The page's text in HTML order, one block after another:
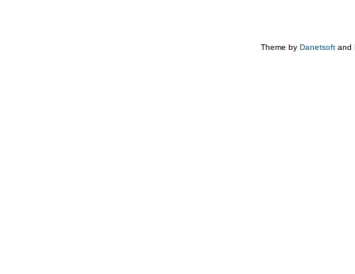
Theme by Danetsoft and